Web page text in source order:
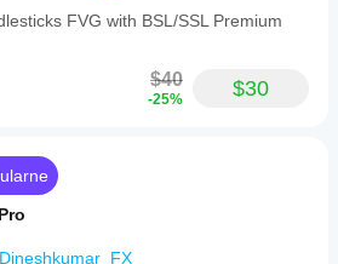
FVG with BSL/SSL Premium
$40
-25% $30
Dineshkumar_FX